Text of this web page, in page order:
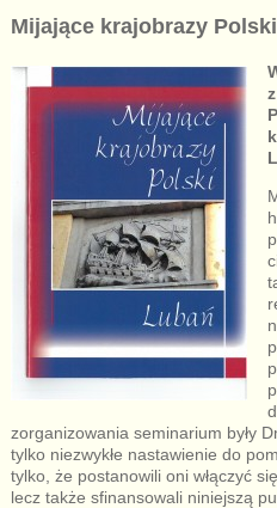
Mijające krajobrazy
zorganizowania seminarium były
tylko niezwykłe nastawienie do
tylko, że postanowili oni włączyć
lecz także sfinansowali niniejszą